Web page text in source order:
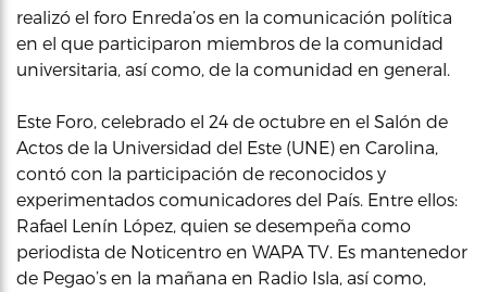
realizó el foro Enreda’os en la comunicación política
en el que participaron miembros de la comunidad
universitaria, así como, de la comunidad en general.
Este Foro, celebrado el 24 de octubre en el Salón de
Actos de la Universidad del Este (UNE) en Carolina,
contó con la participación de reconocidos y
experimentados comunicadores del País. Entre ellos:
Rafael Lenín López, quien se desempeña como
periodista de Noticentro en WAPA TV. Es mantenedor
de Pegao’s en la mañana en Radio Isla, así como,